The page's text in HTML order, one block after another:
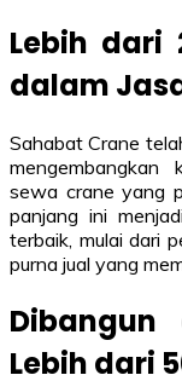
Lebih dari
dalam
Sahabat Crane
mengembangkan
sewa crane yang
panjang ini
terbaik, mulai dari
purna jual yang
Lebih dari